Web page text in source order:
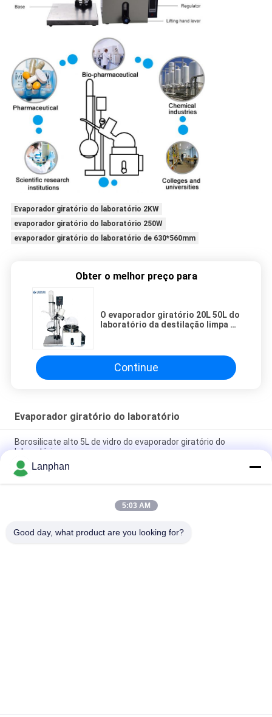
Evaporador giratório do laboratório 2KW
evaporador giratório do laboratório 250W
evaporador giratório do laboratório de 630*560mm
Obter o melhor preço para
O evaporador giratório 20L 50L do
laboratório da destilação limpa o
Continue
Evaporador giratório do laboratório
Borosilicate alto 5L de vidro do evaporador giratório do
laboratório
Cristalizador Evaporatore CBD Distillar do vácuo do
evaporador giratório do laboratório
rotovap 2l mini alcohol distillator glass vertical tube
Lanphan
5:03 AM
Good day, what product are you looking for?